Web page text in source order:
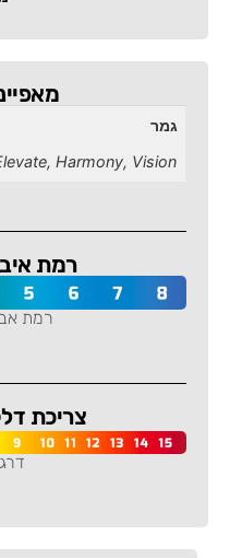
גמר
Harmony, Vision
רמת
רמת
צריכת